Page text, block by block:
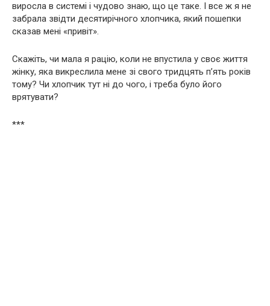
виросла в системі і чудово знаю, що це таке. І все ж я не
забрала звідти десятирічного хлопчика, який пошепки
сказав мені «привіт».
Скажіть, чи мала я рацію, коли не впустила у своє життя
жінку, яка викреслила мене зі свого тридцять п’ять років
тому? Чи хлопчик тут ні до чого, і треба було його
врятувати?
***